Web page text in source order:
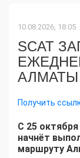
10.08.2026, 18:05
SCAT
АЛМАТЫ
Получить
С 25
начнёт
маршруту